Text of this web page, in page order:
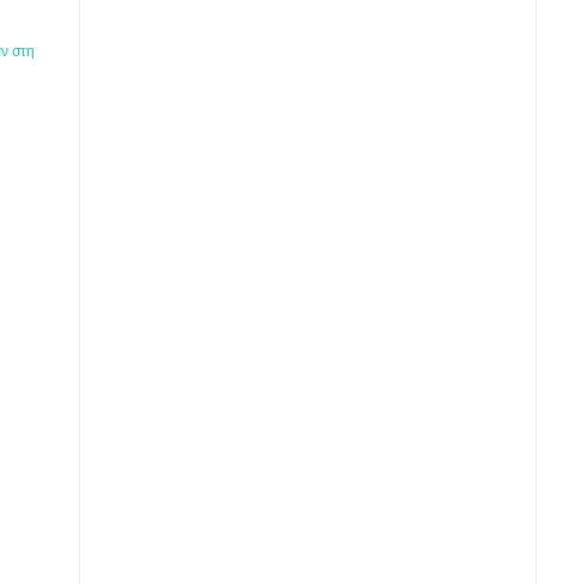
στη